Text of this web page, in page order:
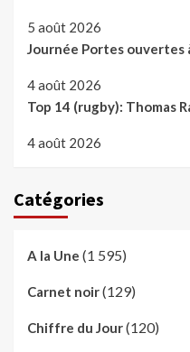
5 août 2026
Journée Portes ouvertes
4 août 2026
Top 14 (rugby): Thomas
4 août 2026
Catégories
A la Une (1 595)
Carnet noir(129)
Chiffre du Jour(120)